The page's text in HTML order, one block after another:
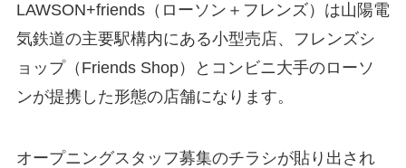
LAWSON+friends（ローソン＋フレンズ）は山陽電
気鉄道の主要駅構内にある小型売店、フレンズシ
ョップ（Friends Shop）とコンビニ大手のローソ
ンが提携した形態の店舗になります。
オープニングスタッフ募集のチラシが貼り出され